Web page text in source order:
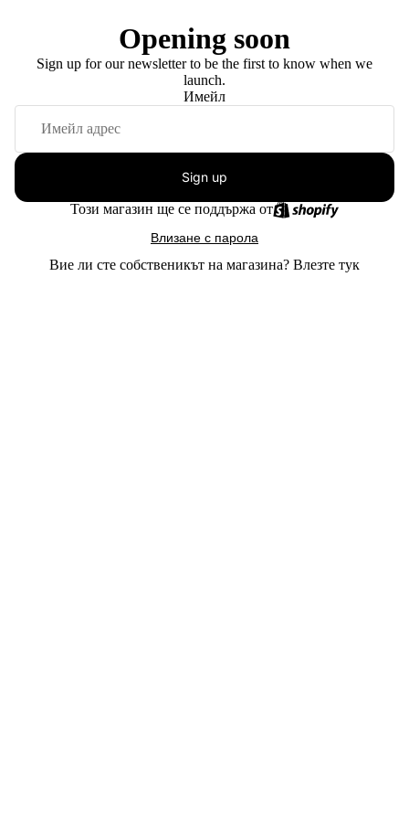
Opening soon
Sign up for our newsletter to be the first to know when we
launch.
Имейл
Sign up
Този магазин ще се поддържа от
Влизане с парола
Вие ли сте собственикът на магазина? Влезте тук